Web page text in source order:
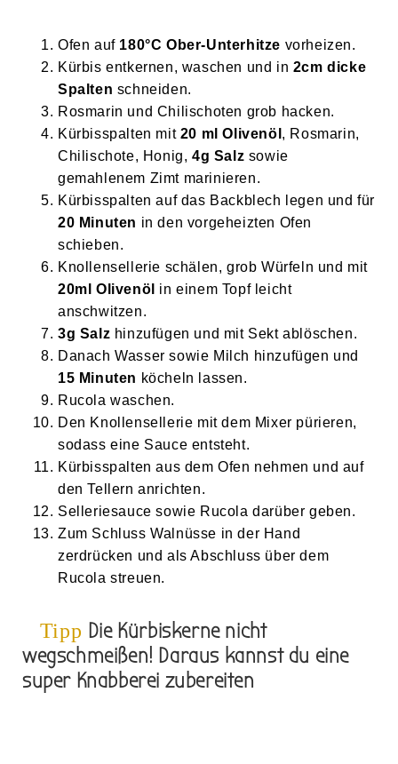
Ofen auf 180°C Ober-Unterhitze vorheizen.
Kürbis entkernen, waschen und in 2cm dicke
Spalten schneiden.
Rosmarin und Chilischoten grob hacken.
Kürbisspalten mit 20 ml Olivenöl , Rosmarin,
Chilischote, Honig, 4g Salz sowie
gemahlenem Zimt marinieren.
Kürbisspalten auf das Backblech legen und für
20 Minuten in den vorgeheizten Ofen
schieben.
Knollensellerie schälen, grob Würfeln und mit
20ml Olivenöl in einem Topf leicht
anschwitzen.
3g Salz hinzufügen und mit Sekt ablöschen.
Danach Wasser sowie Milch hinzufügen und
15 Minuten köcheln lassen.
Rucola waschen.
Den Knollensellerie mit dem Mixer pürieren,
sodass eine Sauce entsteht.
Kürbisspalten aus dem Ofen nehmen und auf
den Tellern anrichten.
Selleriesauce sowie Rucola darüber geben.
Zum Schluss Walnüsse in der Hand
zerdrücken und als Abschluss über dem
Rucola streuen.
Tipp Die Kürbiskerne nicht
wegschmeißen! Daraus kannst du eine
super Knabberei zubereiten